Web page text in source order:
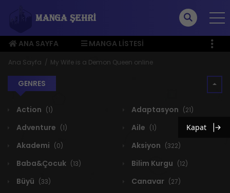
ANA SAYFA
MANGA LISTESI
ÜYE MENÜSÜ
Ana Sayfa My Wife is a Demon Queen online
GENRES
Action (1) Adaptasyon (21)
Adventure (1) Aile (1)
Akademi (0) Aksiyon (322)
Baba&Çocuk (13) Bilim Kurgu (12)
Büyü (33) Canavar (27)
Kapat